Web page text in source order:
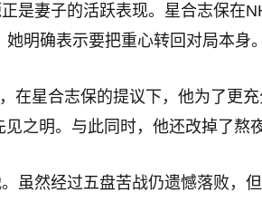
是妻子的活跃表现。星合志保在
明确表示要把重心转回对局本身。
星合志保的提议下，他为了更充
之明。与此同时，他还改掉了熬
虽然经过五盘苦战仍遗憾落败，